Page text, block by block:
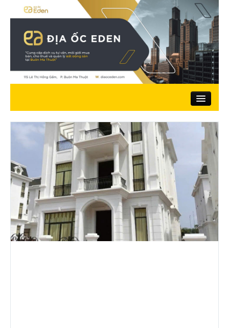
Trang chủ
Giới thiệu
Nhà đất bán
Đất ở
Nhà phố